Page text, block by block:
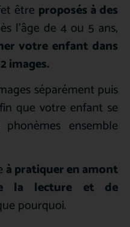
être proposés à des
l’âge de 4 ou 5 ans,
votre enfant dans
images.
séparément puis
que votre enfant se
ensemble
à pratiquer en amont
la lecture et de
pourquoi.